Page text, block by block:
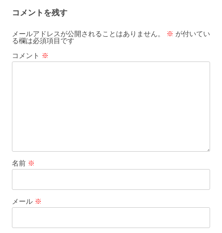
コメントを残す
メールアドレスが公開されることはありません。 ※ が付いてい
る欄は必須項目です
コメント ※
名前 ※
メール ※